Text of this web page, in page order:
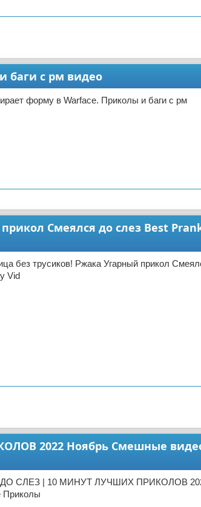
баги с рм видео
форму в Warface. Приколы и баги с рм
Смеялся до слез Best
без трусиков! Ржака Угарный прикол
Vid
2022 Ноябрь Смешные
СЛЕЗ | 10 МИНУТ ЛУЧШИХ ПРИКОЛОВ
Приколы